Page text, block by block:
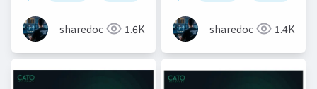
sharedoc 1.6K sharedoc 1.4K